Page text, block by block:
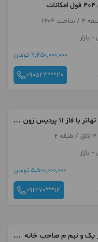
- بازار
4,450,000,000 تومان
090523***20
فروش یا تهاتر با فاز ۱۱ پردیس زون
- بازار
5,500,000,000 تومان
091270***12
یک و نیم م صاحب خانه